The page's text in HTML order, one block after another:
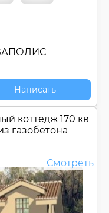
Написать
коттедж 170 кв
газобетона
Смотреть